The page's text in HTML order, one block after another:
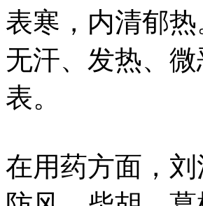
表寒，内清郁
无汗、发热、
表。
在用药方面，